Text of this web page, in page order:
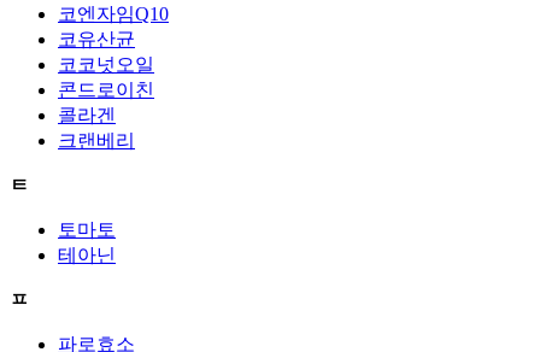
코엔자임Q10
코유산균
코코넛오일
콘드로이친
콜라겐
크랜베리
ㅌ
토마토
테아닌
ㅍ
파로효소